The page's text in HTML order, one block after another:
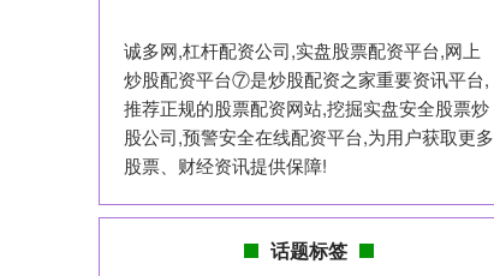
诚多网,杠杆配资公司,实盘股票配资平台,网上
炒股配资平台⑦是炒股配资之家重要资讯平台,
推荐正规的股票配资网站,挖掘实盘安全股票炒
股公司,预警安全在线配资平台,为用户获取更多
股票、财经资讯提供保障!
话题标签